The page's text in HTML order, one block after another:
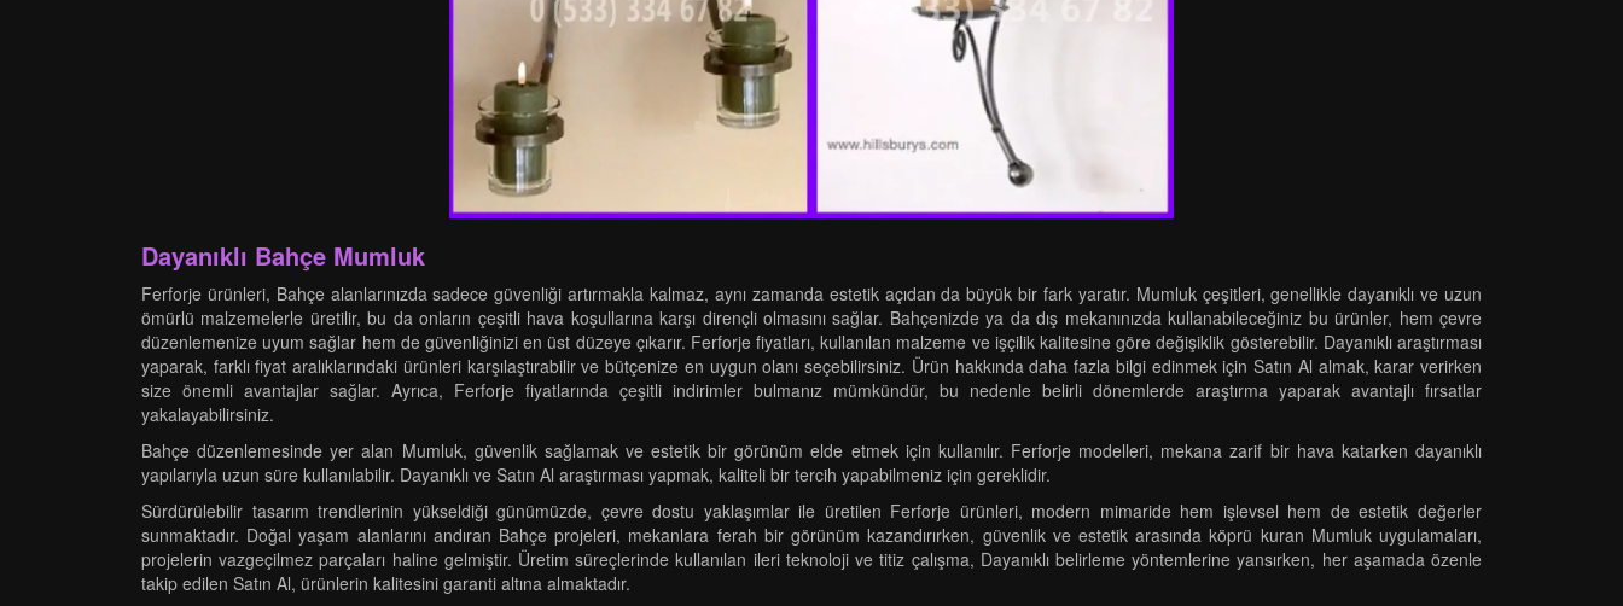
Dayanıklı Bahçe Mumluk
Ferforje ürünleri, Bahçe alanlarınızda sadece güvenliği artırmakla kalmaz, aynı zamanda estetik açıdan da büyük bir fark yaratır. Mumluk çeşitleri, genellikle dayanıklı ve uzun
ömürlü malzemelerle üretilir, bu da onların çeşitli hava koşullarına karşı dirençli olmasını sağlar. Bahçenizde ya da dış mekanınızda kullanabileceğiniz bu ürünler, hem çevre
düzenlemenize uyum sağlar hem de güvenliğinizi en üst düzeye çıkarır. Ferforje fiyatları, kullanılan malzeme ve işçilik kalitesine göre değişiklik gösterebilir. Dayanıklı araştırması
yaparak, farklı fiyat aralıklarındaki ürünleri karşılaştırabilir ve bütçenize en uygun olanı seçebilirsiniz. Ürün hakkında daha fazla bilgi edinmek için Satın Al almak, karar verirken
size önemli avantajlar sağlar. Ayrıca, Ferforje fiyatlarında çeşitli indirimler bulmanız mümkündür, bu nedenle belirli dönemlerde araştırma yaparak avantajlı fırsatlar
yakalayabilirsiniz.
Bahçe düzenlemesinde yer alan Mumluk, güvenlik sağlamak ve estetik bir görünüm elde etmek için kullanılır. Ferforje modelleri, mekana zarif bir hava katarken dayanıklı
yapılarıyla uzun süre kullanılabilir. Dayanıklı ve Satın Al araştırması yapmak, kaliteli bir tercih yapabilmeniz için gereklidir.
Sürdürülebilir tasarım trendlerinin yükseldiği günümüzde, çevre dostu yaklaşımlar ile üretilen Ferforje ürünleri, modern mimaride hem işlevsel hem de estetik değerler
sunmaktadır. Doğal yaşam alanlarını andıran Bahçe projeleri, mekanlara ferah bir görünüm kazandırırken, güvenlik ve estetik arasında köprü kuran Mumluk uygulamaları,
projelerin vazgeçilmez parçaları haline gelmiştir. Üretim süreçlerinde kullanılan ileri teknoloji ve titiz çalışma, Dayanıklı belirleme yöntemlerine yansırken, her aşamada özenle
takip edilen Satın Al, ürünlerin kalitesini garanti altına almaktadır.